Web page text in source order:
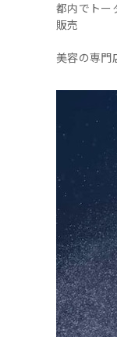
都内でトー
販売
美容の専門